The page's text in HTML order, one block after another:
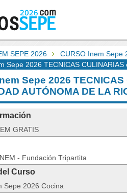
SEPE 2026
CURSO Inem Sepe
Sepe 2026 TECNICAS
Sepe 2026
AUTÓNOMA DE LA
GRATIS
- Fundación Tripartita
Curso
Sepe 2026 Cocina